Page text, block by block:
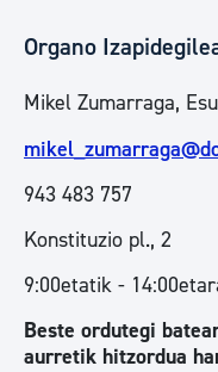
Organo
Mikel Zumarraga,
943 483 757
Konstituzio pl., 2
9:00etatik -
Beste ordutegi
aurretik hitzordua